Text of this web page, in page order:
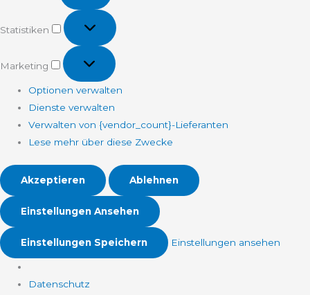
Statistiken
Statistiken
Marketing
Marketing
Optionen verwalten
Dienste verwalten
Verwalten von {vendor_count}-Lieferanten
Lese mehr über diese Zwecke
Akzeptieren Ablehnen
Einstellungen Ansehen
Einstellungen Speichern Einstellungen ansehen
Datenschutz